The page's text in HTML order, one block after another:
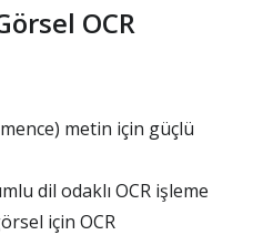
OCR
metin için güçlü
dil odaklı OCR işleme
için OCR